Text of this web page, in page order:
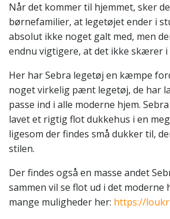
Når det kommer til hjemmet, sker
børnefamilier, at legetøjet ender i
absolut ikke noget galt med, men
endnu vigtigere, at det ikke skærer i
Her har Sebra legetøj en kæmpe
noget virkelig pænt legetøj, de har
passe ind i alle moderne hjem.
lavet et rigtig flot dukkehus i en
ligesom der findes små dukker til,
stilen.
Der findes også en masse andet
sammen vil se flot ud i det moderne
mange muligheder her: https://